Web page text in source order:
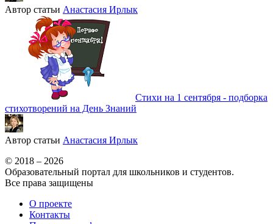
Автор статьи Анастасия Ирлык
Стихи на 1 сентября - подборка
стихотворений на День Знаний
Автор статьи Анастасия Ирлык
© 2018 – 2026
Образовательный портал для школьников и студентов.
Все права защищены
О проекте
Контакты